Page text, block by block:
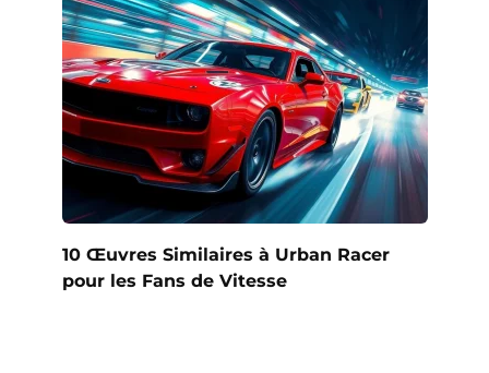
10 Œuvres Similaires à Urban Racer
pour les Fans de Vitesse